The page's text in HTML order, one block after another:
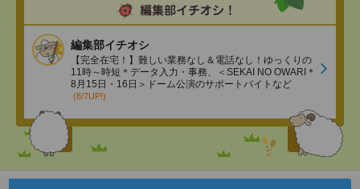
編集部イチオシ
【完全在宅！】難しい業務なし＆電話なし！ゆっくりの
11時～時短＊データ入力・事務、＜SEKAI NO OWARI＊
8月15日・16日＞ドーム公演のサポートバイトなど
(8/7UP!)